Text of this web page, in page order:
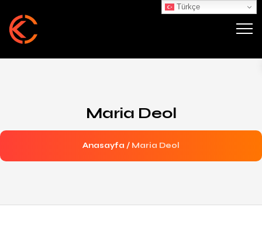
Maria Deol
Anasayfa / Maria Deol
Türkçe